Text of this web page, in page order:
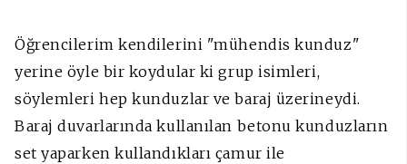
Öğrencilerim kendilerini "mühendis kunduz"
yerine öyle bir koydular ki grup isimleri,
söylemleri hep kunduzlar ve baraj üzerineydi.
Baraj duvarlarında kullanılan betonu kunduzların
set yaparken kullandıkları çamur ile